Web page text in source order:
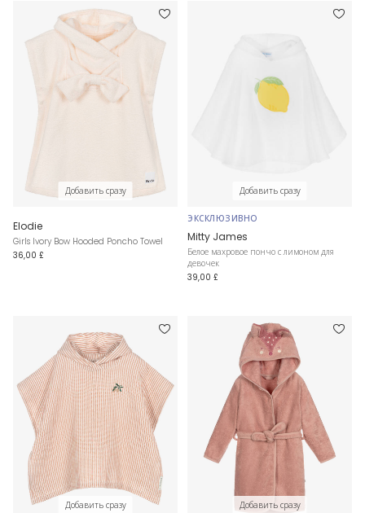
Добавить сразу
Elodie
Girls Ivory Bow Hooded Poncho Towel
36,00 £
Добавить сразу
ЭКСКЛЮЗИВНО
Mitty James
Белое махровое пончо с лимоном для
девочек
39,00 £
Добавить сразу Добавить сразу